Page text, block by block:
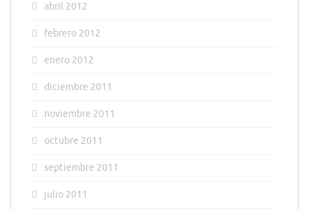
abril 2012
febrero 2012
enero 2012
diciembre 2011
noviembre 2011
octubre 2011
septiembre 2011
julio 2011